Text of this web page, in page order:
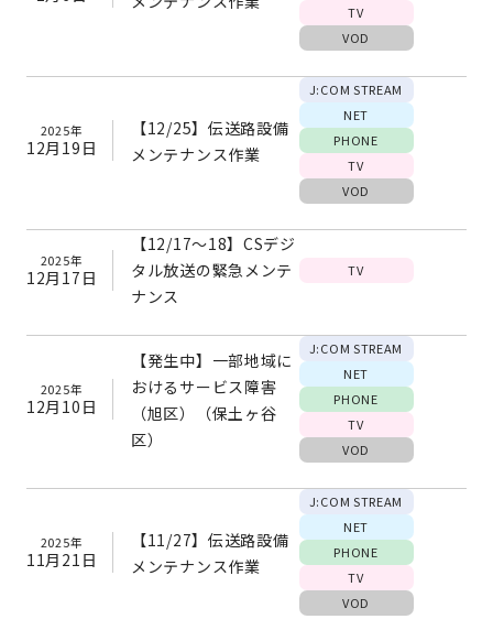
TV
VOD
2025年
12月19日
【12/25】伝送路設備
メンテナンス作業
J:COM STREAM
NET
PHONE
TV
VOD
2025年
12月17日
【12/17～18】CSデジ
タル放送の緊急メンテ
ナンス
TV
2025年
12月10日
【発生中】一部地域に
おけるサービス障害
（旭区）（保土ヶ谷
区）
J:COM STREAM
NET
PHONE
TV
VOD
2025年
11月21日
【11/27】伝送路設備
メンテナンス作業
J:COM STREAM
NET
PHONE
TV
VOD